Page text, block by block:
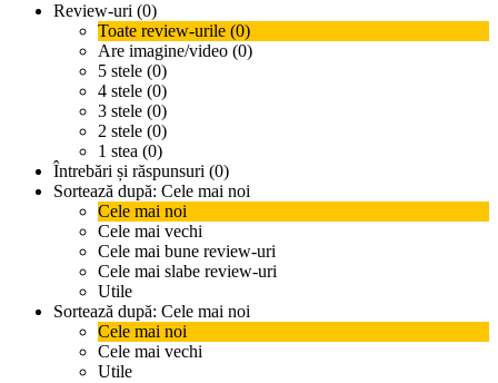
Review-uri (0)
Toate review-urile (0)
Are imagine/video (0)
5 stele (0)
4 stele (0)
3 stele (0)
2 stele (0)
1 stea (0)
Întrebări și răspunsuri (0)
Sortează după: Cele mai noi
Cele mai noi
Cele mai vechi
Cele mai bune review-uri
Cele mai slabe review-uri
Utile
Sortează după: Cele mai noi
Cele mai noi
Cele mai vechi
Utile